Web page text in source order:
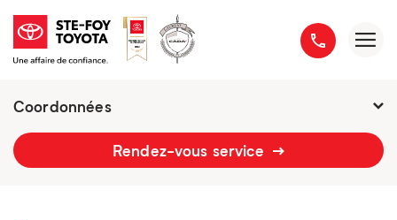
Coordonnées
2777 boulevard du Versant-Nord
Rendez-vous service